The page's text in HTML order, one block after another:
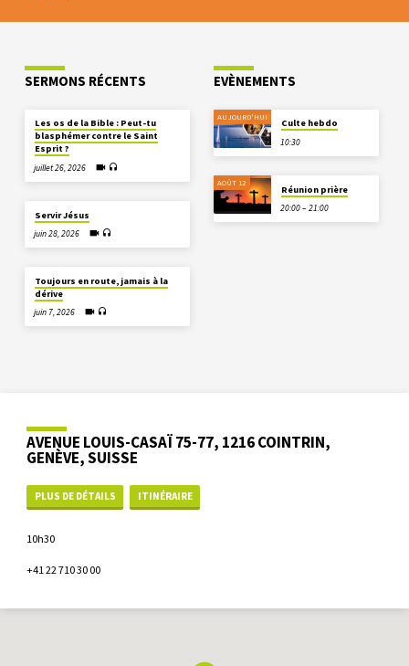
SERMONS RÉCENTS
Les os de la Bible : Peut-tu
blasphémer contre le Saint
Esprit ?
juillet 26, 2026
Servir Jésus
juin 28, 2026
Toujours en route, jamais à la
dérive
juin 7, 2026
EVÈNEMENTS
AUJOURD'HUI
Culte hebdo
10:30
AOÛT 12
Réunion prière
20:00 – 21:00
AVENUE LOUIS-CASAÏ 75-77, 1216 COINTRIN,
GENÈVE, SUISSE
PLUS DE DÉTAILS ITINÉRAIRE
10h30
+41 22 710 30 00